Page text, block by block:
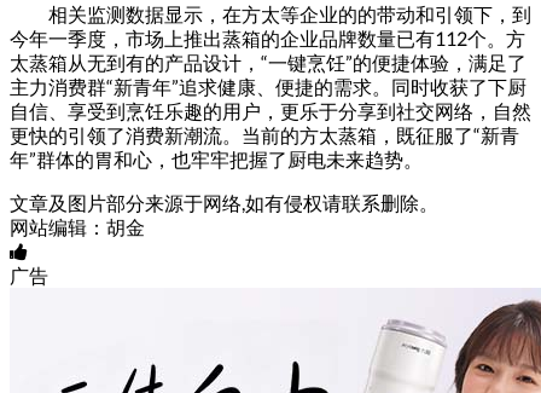
相关监测数据显示，在方太等企业的的带动和引领下，到
今年一季度，市场上推出蒸箱的企业品牌数量已有112个。方
太蒸箱从无到有的产品设计，“一键烹饪”的便捷体验，满足了
主力消费群“新青年”追求健康、便捷的需求。同时收获了下厨
自信、享受到烹饪乐趣的用户，更乐于分享到社交网络，自然
更快的引领了消费新潮流。当前的方太蒸箱，既征服了“新青
年”群体的胃和心，也牢牢把握了厨电未来趋势。
文章及图片部分来源于网络,如有侵权请联系删除。
网站编辑：胡金
广告